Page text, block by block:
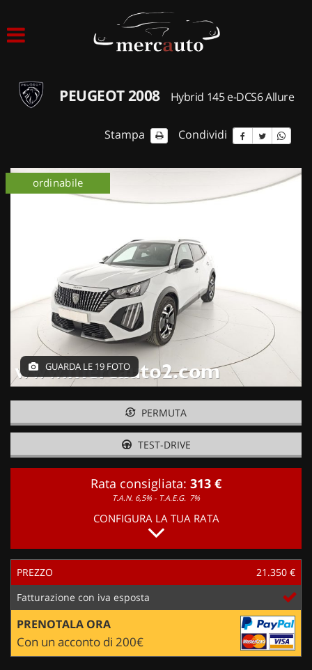
ACQUISTIAMO USATO
NOLEGGIO AUTO
NOLEGGIO BREVE TERMINE
CONTATTI
PEUGEOT 2008 Hybrid 145 e-DCS6 Allure
Stampa Condividi
ordinabile
GUARDA LE 19 FOTO
PERMUTA
TEST-DRIVE
Rata consigliata: 313 €
T.A.N. 6,5% - T.A.E.G. 7%
CONFIGURA LA TUA RATA
PREZZO
21.350 €
Fatturazione con iva esposta
PRENOTALA ORA
Con un acconto di 200€